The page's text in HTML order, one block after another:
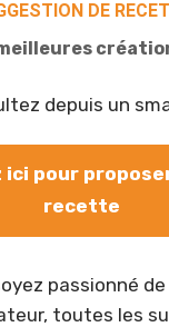
DE
depuis un
ici pour
recette
passionné
toutes les